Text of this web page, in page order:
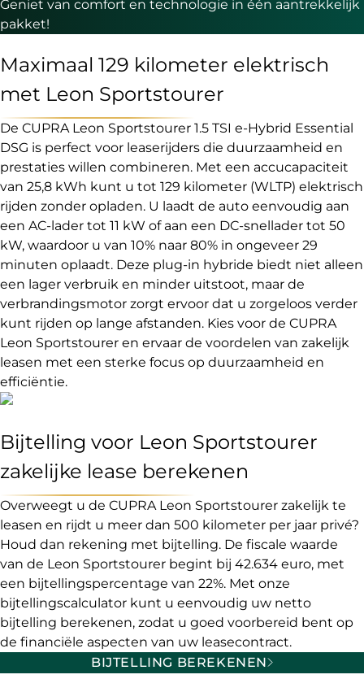
Geniet van comfort en technologie in één aantrekkelijk
pakket!
Maximaal 129 kilometer elektrisch
met Leon Sportstourer
De CUPRA Leon Sportstourer 1.5 TSI e-Hybrid Essential
DSG is perfect voor leaserijders die duurzaamheid en
prestaties willen combineren. Met een accucapaciteit
van 25,8 kWh kunt u tot 129 kilometer (WLTP) elektrisch
rijden zonder opladen. U laadt de auto eenvoudig aan
een AC-lader tot 11 kW of aan een DC-snellader tot 50
kW, waardoor u van 10% naar 80% in ongeveer 29
minuten oplaadt. Deze plug-in hybride biedt niet alleen
een lager verbruik en minder uitstoot, maar de
verbrandingsmotor zorgt ervoor dat u zorgeloos verder
kunt rijden op lange afstanden. Kies voor de CUPRA
Leon Sportstourer en ervaar de voordelen van zakelijk
leasen met een sterke focus op duurzaamheid en
efficiëntie.
Bijtelling voor Leon Sportstourer
zakelijke lease berekenen
Overweegt u de CUPRA Leon Sportstourer zakelijk te
leasen en rijdt u meer dan 500 kilometer per jaar privé?
Houd dan rekening met bijtelling. De fiscale waarde
van de Leon Sportstourer begint bij 42.634 euro, met
een bijtellingspercentage van 22%. Met onze
bijtellingscalculator kunt u eenvoudig uw netto
bijtelling berekenen, zodat u goed voorbereid bent op
de financiële aspecten van uw leasecontract.
BIJTELLING BEREKENEN